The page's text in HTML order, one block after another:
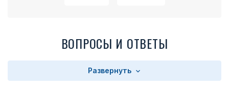
ВОПРОСЫ И ОТВЕТЫ
Развернуть